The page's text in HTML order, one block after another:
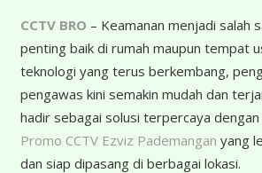
CCTV BRO – Keamanan menjadi salah
penting baik di rumah maupun tempat
teknologi yang terus berkembang,
pengawas kini semakin mudah dan
hadir sebagai solusi terpercaya
Promo CCTV Ezviz Pademangan yang
dan siap dipasang di berbagai lokasi.